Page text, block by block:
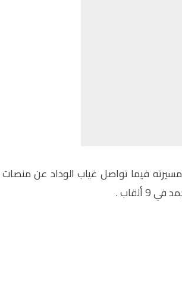
فيما تواصل غياب الوداد عن منصات